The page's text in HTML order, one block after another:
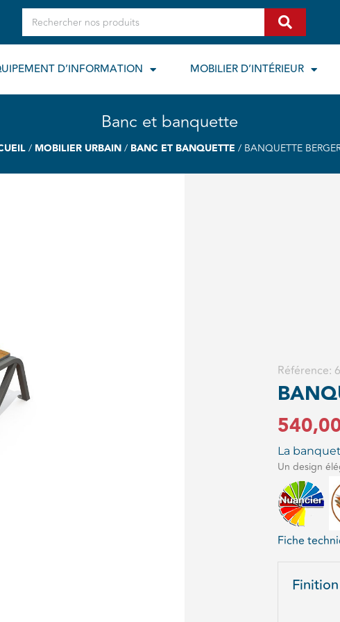
Rechercher
D’INFORMATION MOBILIER D’INTÉRIEUR
Banc et banquette
/ MOBILIER URBAIN/ BANC ET BANQUETTE / BANQUETTE
Référence:
La
Un design
Fiche
Finition
de